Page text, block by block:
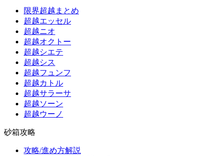
限界超越まとめ
超越エッセル
超越ニオ
超越オクトー
超越シエテ
超越シス
超越フュンフ
超越カトル
超越サラーサ
超越ソーン
超越ウーノ
砂箱攻略
攻略/進め方解説